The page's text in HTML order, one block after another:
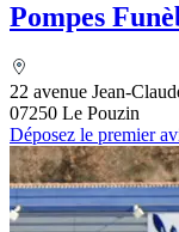
Pompes
22 avenue Jean-
07250 Le Pouzin
Déposez le premier